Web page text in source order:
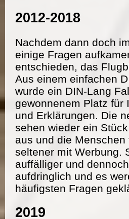
2012-2018
Nachdem dann doch
einige Fragen
entschieden, das
Aus einem einfachen
wurde ein DIN-Lang
gewonnenem Platz für
und Erklärungen. Die
sehen wieder ein
aus und die
seltener mit Werbung.
auffälliger und
aufdringlich und es
häufigsten Fragen
2019